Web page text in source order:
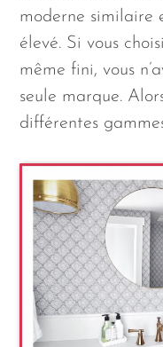
moderne similaire
élevé. Si vous
même fini, vous
seule marque.
différentes